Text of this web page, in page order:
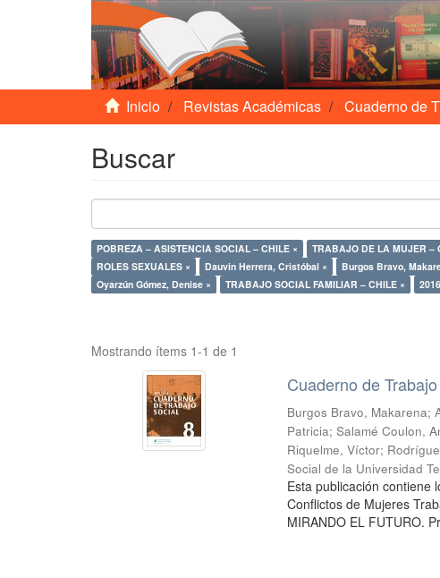
Inicio Revistas Académicas Cuaderno de
Buscar
POBREZA – ASISTENCIA SOCIAL – CHILE × TRABAJO DE LA MUJER –
ROLES SEXUALES ×
Dauvin Herrera, Cristóbal × Burgos Bravo,
Oyarzún Gómez, Denise ×
TRABAJO SOCIAL FAMILIAR – CHILE ×
Mostrando ítems 1-1 de 1
Cuaderno de
Burgos Bravo, Makarena;
Patricia;Salamé Coulon,
Riquelme, Víctor;
Social de la Universidad
Esta publicación contiene
Conflictos de Mujeres
MIRANDO EL FUTURO.